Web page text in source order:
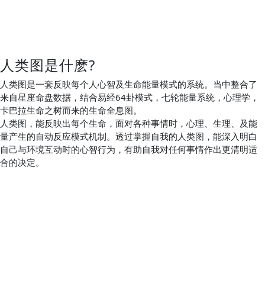
人类图是什麽?
人类图是一套反映每个人心智及生命能量模式的系统。当中整合了
来自星座命盘数据，结合易经64卦模式，七轮能量系统，心理学，
卡巴拉生命之树而来的生命全息图。
人类图，能反映出每个生命，面对各种事情时，心理、生理、及能
量产生的自动反应模式机制。透过掌握自我的人类图，能深入明白
自己与环境互动时的心智行为，有助自我对任何事情作出更清明适
合的决定。